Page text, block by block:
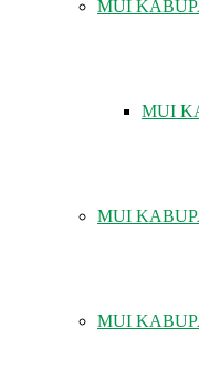
MUI
MUI
MUI
MUI